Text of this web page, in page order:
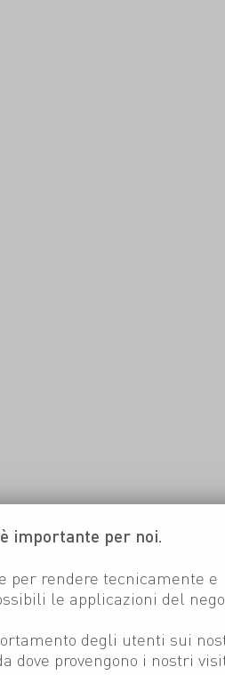
importante per noi.
per rendere tecnicamente e
le applicazioni del
degli utenti sui
dove provengono i nostri